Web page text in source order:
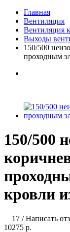
Главная
Вентиляция
Вентиляция
Выходы
150/500
проходным
150/500
кровли
17 /Написать
10275 р.